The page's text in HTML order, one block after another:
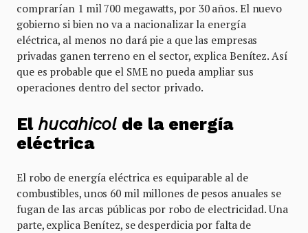
comprarían 1 mil 700 megawatts, por 30 años. El nuevo
gobierno si bien no va a nacionalizar la energía
eléctrica, al menos no dará pie a que las empresas
privadas ganen terreno en el sector, explica Benítez. Así
que es probable que el SME no pueda ampliar sus
operaciones dentro del sector privado.
El hucahicol de la energía
eléctrica
El robo de energía eléctrica es equiparable al de
combustibles, unos 60 mil millones de pesos anuales se
fugan de las arcas públicas por robo de electricidad. Una
parte, explica Benítez, se desperdicia por falta de